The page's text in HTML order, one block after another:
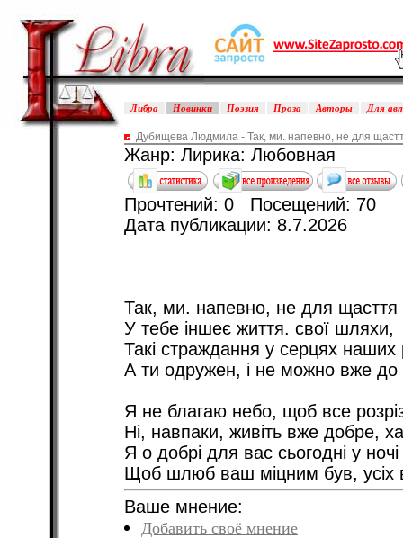
Либра Новинки Поэзия Проза Авторы Для
Дубищева Людмила - Так, ми. напевно, не для
Жанр: Лирика: Любовная
Прочтений: 0 Посещений: 70
Дата публикации: 8.7.2026
Так, ми. напевно, не для щасття
У тебе іншеє життя. свої шляхи,
Такі страждання у серцях наших
А ти одружен, і не можно вже до
Я не благаю небо, щоб все
Ні, навпаки, живіть вже добре,
Я о добрі для вас сьогодні у
Щоб шлюб ваш міцним був, усіх
Ваше мнение:
Добавить своё мнение